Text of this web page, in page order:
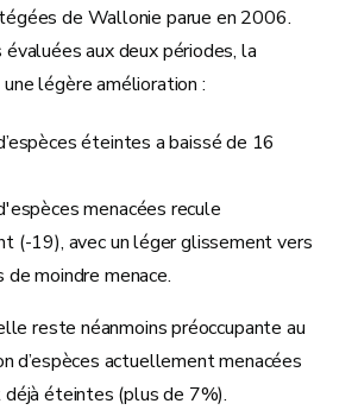
de Wallonie parue en 2006.
aux deux périodes, la
légère amélioration :
éteintes a baissé de 16
menacées recule
(-19), avec un léger glissement vers
moindre menace.
reste néanmoins préoccupante au
d’espèces actuellement menacées
éteintes (plus de 7%).